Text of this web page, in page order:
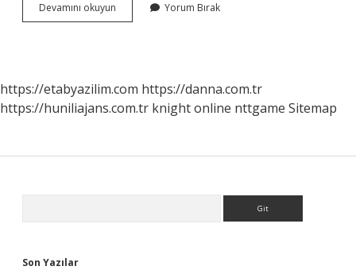
Devamını okuyun
Serveti
Yorum Bırak
https://etabyazilim.com https://danna.com.tr
https://huniliajans.com.tr knight online nttgame Sitemap
Son Yazılar